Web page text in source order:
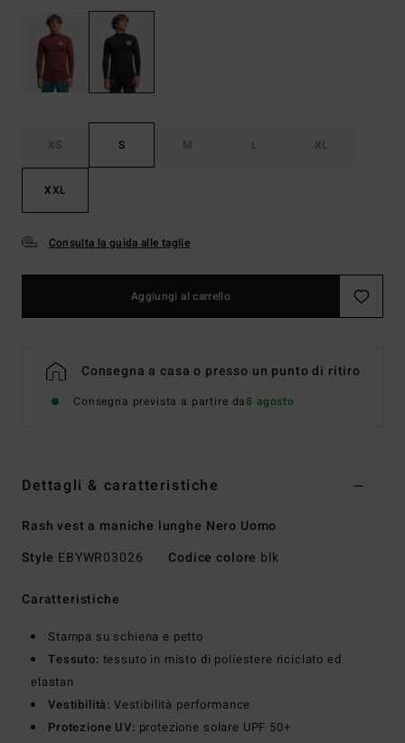
XS S M L XL
XXL
Consulta la guida alle taglie
Aggiungi al carrello
Consegna a casa o presso un punto di ritiro
Consegna prevista a partire da8 agosto
Dettagli & caratteristiche
Rash vest a maniche lunghe Nero Uomo
Style EBYWR03026 Codice colore blk
Caratteristiche
Stampa su schiena e petto
Tessuto: tessuto in misto di poliestere riciclato ed
elastan
Vestibilità: Vestibilità performance
Protezione UV: protezione solare UPF 50+